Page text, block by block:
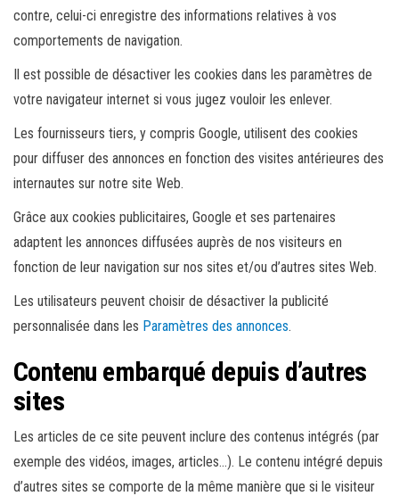
contre, celui-ci enregistre des informations relatives à vos
comportements de navigation.
Il est possible de désactiver les cookies dans les paramètres de
votre navigateur internet si vous jugez vouloir les enlever.
Les fournisseurs tiers, y compris Google, utilisent des cookies
pour diffuser des annonces en fonction des visites antérieures des
internautes sur notre site Web.
Grâce aux cookies publicitaires, Google et ses partenaires
adaptent les annonces diffusées auprès de nos visiteurs en
fonction de leur navigation sur nos sites et/ou d’autres sites Web.
Les utilisateurs peuvent choisir de désactiver la publicité
personnalisée dans les Paramètres des annonces.
Contenu embarqué depuis d’autres
sites
Les articles de ce site peuvent inclure des contenus intégrés (par
exemple des vidéos, images, articles…). Le contenu intégré depuis
d’autres sites se comporte de la même manière que si le visiteur